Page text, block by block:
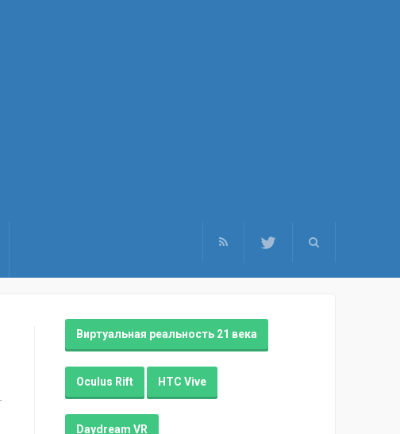
Виртуальная реальность 21 века
Oculus Rift HTC Vive
Daydream VR